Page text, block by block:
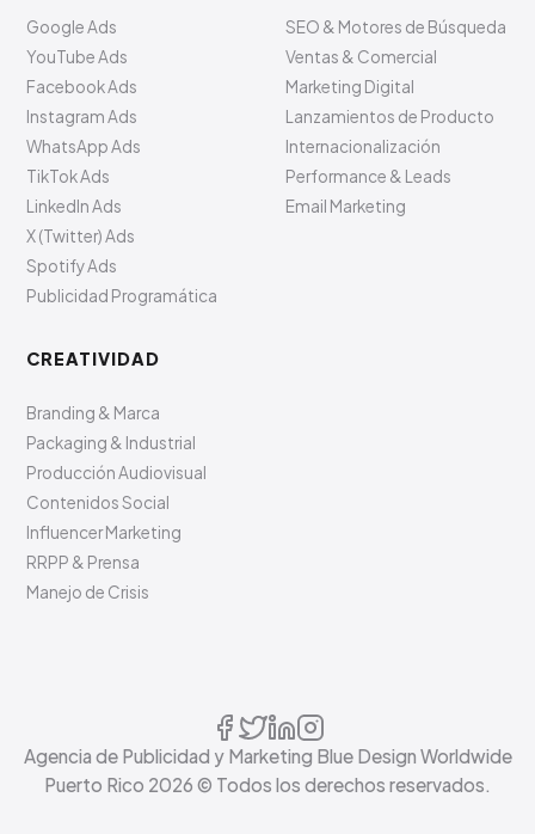
Google Ads
YouTube Ads
Facebook Ads
Instagram Ads
WhatsApp Ads
TikTok Ads
LinkedIn Ads
X (Twitter) Ads
Spotify Ads
Publicidad Programática
SEO & Motores de Búsqueda
Ventas & Comercial
Marketing Digital
Lanzamientos de Producto
Internacionalización
Performance & Leads
Email Marketing
CREATIVIDAD
Branding & Marca
Packaging & Industrial
Producción Audiovisual
Contenidos Social
Influencer Marketing
RRPP & Prensa
Manejo de Crisis
Agencia de Publicidad y Marketing Blue Design Worldwide
Puerto Rico 2026 © Todos los derechos reservados.